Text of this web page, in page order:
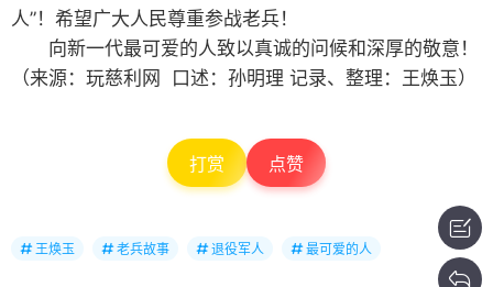
人”！希望广大人民尊重参战老兵！
向新一代最可爱的人致以真诚的问候和深厚的敬意！
（来源：玩慈利网 口述：孙明理 记录、整理：王焕玉）
打赏 点赞
王焕玉 老兵故事 退役军人 最可爱的人